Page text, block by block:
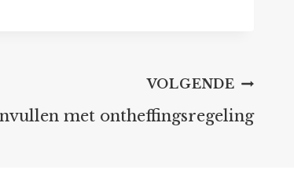
VOLGENDE
met ontheffingsregeling